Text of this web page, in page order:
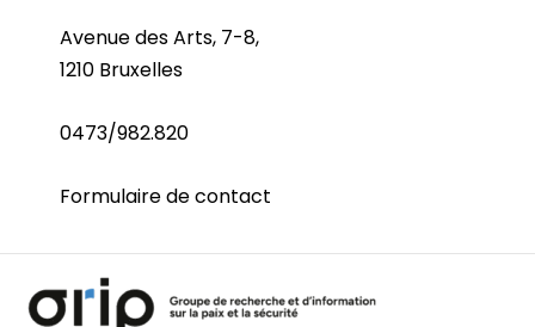
Avenue des Arts, 7-8,
1210 Bruxelles
0473/982.820
Formulaire de contact